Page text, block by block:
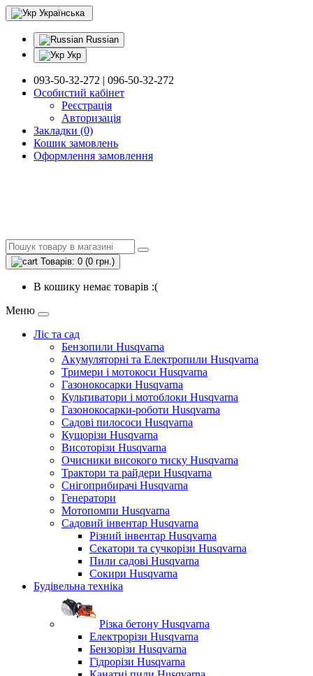
Українська
Russian
Укр
093-50-32-272 | 096-50-32-272
Особистий кабінет
Реєстрація
Авторизація
Закладки (0)
Кошик замовлень
Оформлення замовлення
Товарів: 0 (0 грн.)
В кошику немає товарів :(
Меню
Ліс та сад
Бензопили Husqvarna
Акумуляторні та Електропили Husqvarna
Тримери і мотокоси Husqvarna
Газонокосарки Husqvarna
Культиватори і мотоблоки Husqvarna
Газонокосарки-роботи Husqvarna
Садові пилососи Husqvarna
Кущорізи Husqvarna
Висоторізи Husqvarna
Очисники високого тиску Husqvarna
Трактори та райдери Husqvarna
Снігоприбирачі Husqvarna
Генератори
Мотопомпи Husqvarna
Садовий інвентар Husqvarna
Різний інвентар Husqvarna
Секатори та сучкорізи Husqvarna
Пили садові Husqvarna
Сокири Husqvarna
Будівельна техніка
Різка бетону Husqvarna
Електрорізи Husqvarna
Бензорізи Husqvarna
Гідрорізи Husqvarna